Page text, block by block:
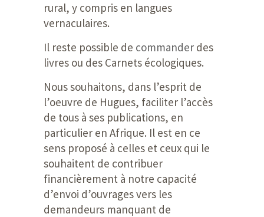
rural, y compris en langues
vernaculaires.
Il reste possible de commander des
livres ou des Carnets écologiques.
Nous souhaitons, dans l’esprit de
l’oeuvre de Hugues, faciliter l’accès
de tous à ses publications, en
particulier en Afrique. Il est en ce
sens proposé à celles et ceux qui le
souhaitent de contribuer
financièrement à notre capacité
d’envoi d’ouvrages vers les
demandeurs manquant de